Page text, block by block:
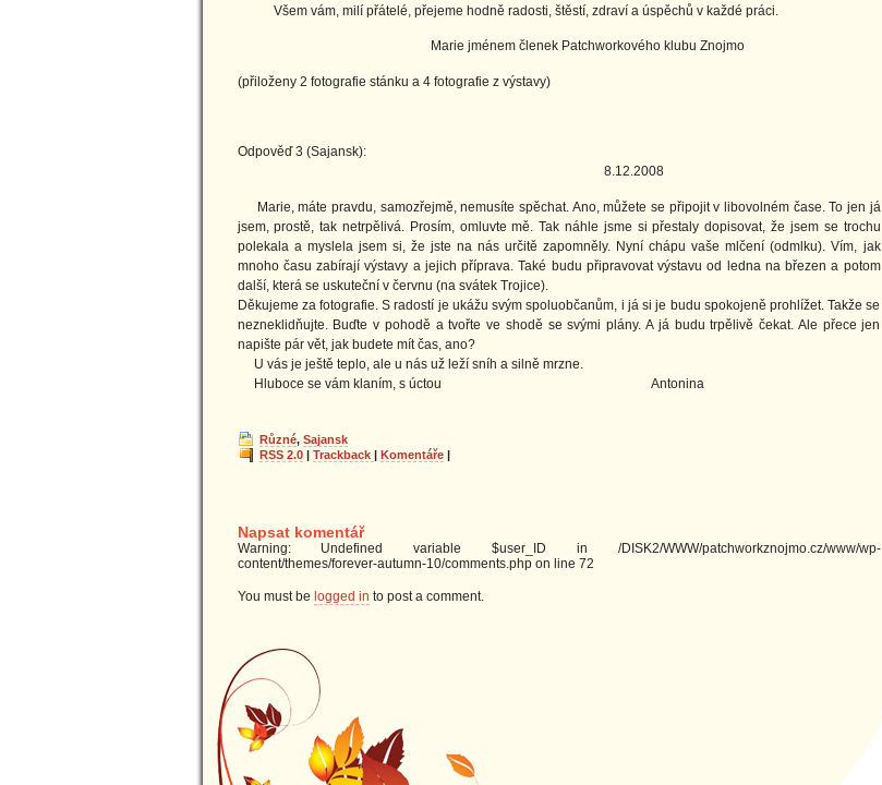
Všem vám, milí přátelé, přejeme hodně radosti, štěstí, zdraví a úspěchů v každé práci.
Marie jménem členek Patchworkového klubu Znojmo
(přiloženy 2 fotografie stánku a 4 fotografie z výstavy)
Odpověď 3 (Sajansk):
8.12.2008
Marie, máte pravdu, samozřejmě, nemusíte spěchat. Ano, můžete se připojit v libovolném čase. To jen já
jsem, prostě, tak netrpělivá. Prosím, omluvte mě. Tak náhle jsme si přestaly dopisovat, že jsem se trochu
polekala a myslela jsem si, že jste na nás určitě zapomněly. Nyní chápu vaše mlčení (odmlku). Vím, jak
mnoho času zabírají výstavy a jejich příprava. Také budu připravovat výstavu od ledna na březen a potom
další, která se uskuteční v červnu (na svátek Trojice).
Děkujeme za fotografie. S radostí je ukážu svým spoluobčanům, i já si je budu spokojeně prohlížet. Takže se
nezneklidňujte. Buďte v pohodě a tvořte ve shodě se svými plány. A já budu trpělivě čekat. Ale přece jen
napište pár vět, jak budete mít čas, ano?
U vás je ještě teplo, ale u nás už leží sníh a silně mrzne.
Hluboce se vám klaním, s úctou Antonina
Různé, Sajansk
RSS 2.0| Trackback | Komentáře|
Napsat komentář
Warning: Undefined variable $user_ID in /DISK2/WWW/patchworkznojmo.cz/www/wp-
content/themes/forever-autumn-10/comments.php on line 72
You must be logged in to post a comment.